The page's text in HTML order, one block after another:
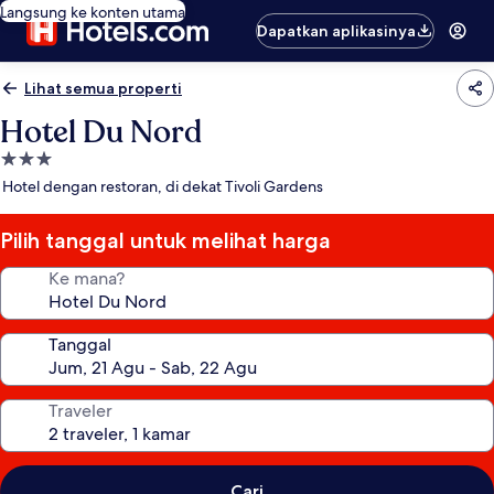
Langsung ke konten utama
Dapatkan aplikasinya
Lihat semua properti
Hotel Du Nord
Properti
bintang
Hotel dengan restoran, di dekat Tivoli Gardens
Pilih tanggal untuk melihat harga
Ke mana?
Tanggal
Traveler